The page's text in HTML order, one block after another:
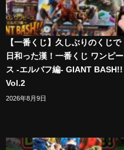
【一番くじ】久しぶりのくじで
日和った漢！一番くじ ワンピー
ス -エルバフ編- GIANT BASH!!
Vol.2
2026年8月9日